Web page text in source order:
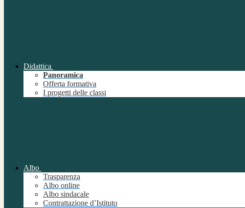
Didattica
Panoramica
Offerta formativa
I progetti delle classi
Albo
Trasparenza
Albo online
Albo sindacale
Contrattazione d’Istituto